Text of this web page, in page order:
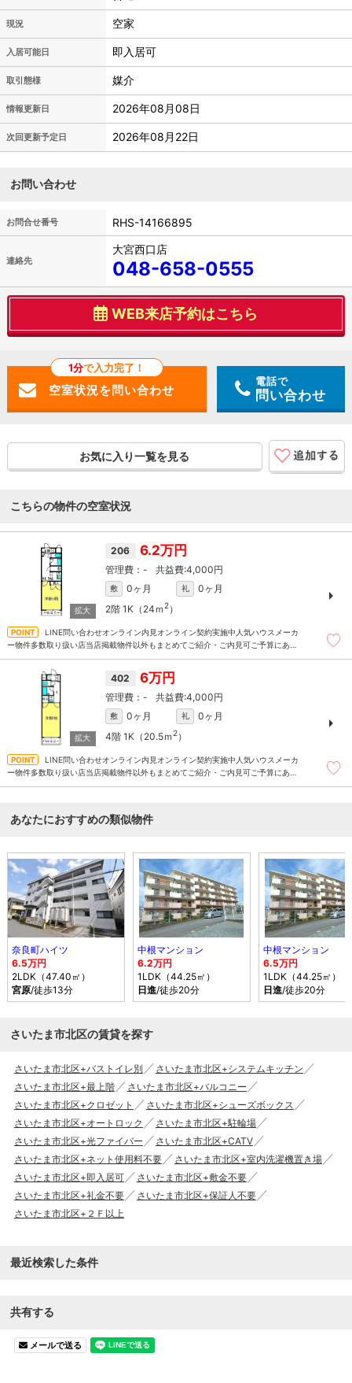
現況 空家
入居可能日 即入居可
取引態様 媒介
情報更新日 2026年08月08日
次回更新予定日 2026年08月22日
お問い合わせ
お問合せ番号 RHS-14166895
連絡先
大宮西口店
048-658-0555
WEB来店予約はこちら
1分で入力完了！
電話で
問い合わせ
お気に入り一覧を見る
こちらの物件の空室状況
206 6.2万円
- 4,000円
敷 0ヶ月 礼
0ヶ月
2階 1K（24ｍ 2）
LINE問い合わせオンライン内見オンライン契約実施中人気ハウスメーカ
ー物件多数取り扱い店当店掲載物件以外もまとめてご紹介・ご内見可ご予算にあっ
402 6万円
- 4,000円
敷 0ヶ月 礼
0ヶ月
4階 1K（20.5ｍ 2）
LINE問い合わせオンライン内見オンライン契約実施中人気ハウスメーカ
ー物件多数取り扱い店当店掲載物件以外もまとめてご紹介・ご内見可ご予算にあっ
あなたにおすすめの類似物件
奈良町ハイツ
6.5万円
2LDK（47.40㎡）
宮原/徒歩13分
中根マンション
6.2万円
1LDK（44.25㎡）
日進/徒歩20分
中根マンション
6.5万円
1LDK（44.25㎡）
日進/徒歩20分
さいたま市北区の賃貸を探す
さいたま市北区+バストイレ別
さいたま市北区+システムキッチン
さいたま市北区+最上階
さいたま市北区+バルコニー
さいたま市北区+クロゼット
さいたま市北区+シューズボックス
さいたま市北区+オートロック
さいたま市北区+駐輪場
さいたま市北区+光ファイバー
さいたま市北区+CATV
さいたま市北区+ネット使用料不要
さいたま市北区+室内洗濯機置き場
さいたま市北区+即入居可
さいたま市北区+敷金不要
さいたま市北区+礼金不要
さいたま市北区+保証人不要
さいたま市北区+２Ｆ以上
最近検索した条件
共有する
メールで送る